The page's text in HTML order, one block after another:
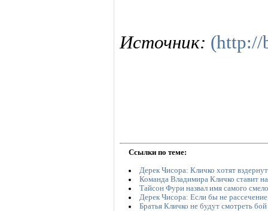
Источник: (http://
Ссылки по теме:
Дерек Чисора: Кличко хотят
Команда Владимира Кличко ставит
Тайсон Фури назвал имя самого
Дерек Чисора: Если бы не
Братья Кличко не будут смотреть